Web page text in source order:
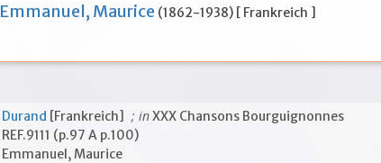
Emmanuel, Maurice (1862-1938) [ Frankreich ]
Durand [Frankreich] ; inXXX Chansons Bourguignonnes
REF.9111 (p.97 A p.100)
Emmanuel, Maurice